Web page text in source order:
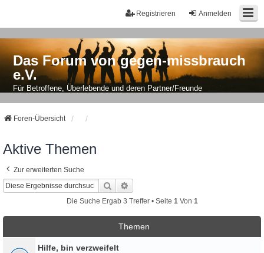
Anmelden
Registrieren
Das Forum von gegen-missbrauch
e.V.
Für Betroffene, Überlebende und deren Partner/Freunde
Foren-Übersicht
Aktive Themen
Zur erweiterten Suche
Suche
Die Suche Ergab 3 Treffer • Seite 1 Von 1
Themen
Hilfe, bin verzweifelt